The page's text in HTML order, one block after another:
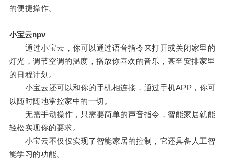
的便捷操作。
小宝云npv
通过小宝云，你可以通过语音指令来打开或关闭家里的
灯光，调节空调的温度，播放你喜欢的音乐，甚至安排家里
的日程计划。
小宝云还可以和你的手机相连接，通过手机APP，你可
以随时随地掌控家中的一切。
无需手动操作，只需要简单的声音指令，智能家居就能
轻松实现你的要求。
小宝云不仅仅实现了智能家居的控制，它还具备人工智
能学习的功能。